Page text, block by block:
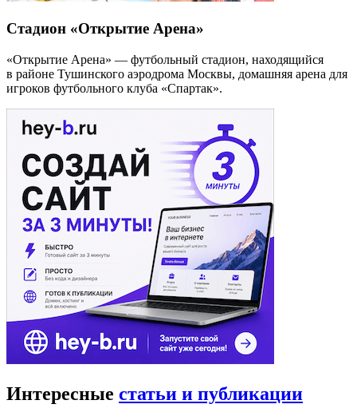
Стадион «Открытие Арена»
«Открытие Арена» — футбольный стадион, находящийся
в районе Тушинского аэродрома Москвы, домашняя арена для
игроков футбольного клуба «Спартак».
Интересные статьи и публикации